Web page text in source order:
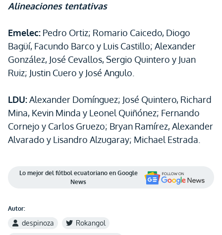
Alineaciones tentativas
Emelec: Pedro Ortiz; Romario Caicedo, Diogo
Bagüí, Facundo Barco y Luis Castillo; Alexander
González, José Cevallos, Sergio Quintero y Juan
Ruiz; Justin Cuero y José Angulo.
LDU:Alexander Domínguez; José Quintero, Richard
Mina, Kevin Minda y Leonel Quiñónez; Fernando
Cornejo y Carlos Gruezo; Bryan Ramírez, Alexander
Alvarado y Lisandro Alzugaray; Michael Estrada.
Lo mejor del fútbol ecuatoriano en Google
News
Autor:
despinoza
Rokangol